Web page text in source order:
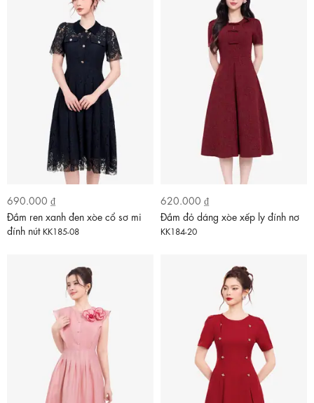
690.000 ₫
Đầm ren xanh đen xòe cổ sơ mi
đính nút KK185-08
620.000 ₫
Đầm đỏ dáng xòe xếp ly đính nơ
KK184-20